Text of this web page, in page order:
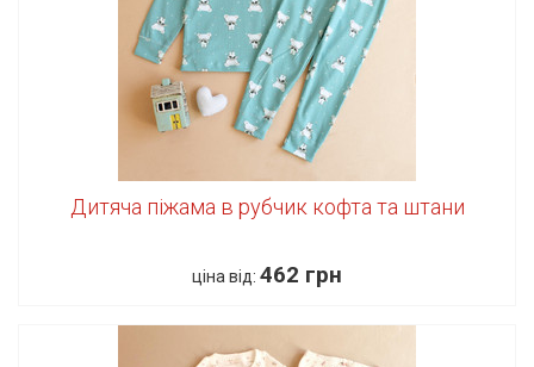
Дитяча піжама в рубчик кофта та штани
ціна від: 462 грн